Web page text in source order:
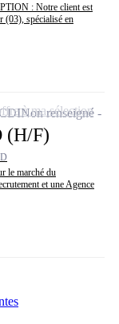
: Notre client est
(03), spécialisé en
(H/F)
le marché du
et une Agence
Non renseigné
à ma sélection